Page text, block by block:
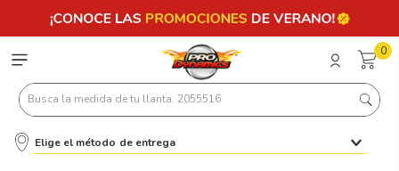
0
Busca la medida de tu llanta: 2055516
Elige el método de entrega
Términos más buscados